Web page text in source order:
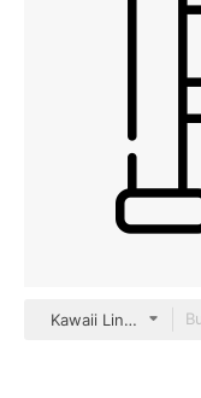
Kawaii Lineal